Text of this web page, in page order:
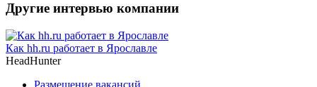
Другие интервью компании
Как hh.ru работает в Ярославле
HeadHunter
Размещение вакансий